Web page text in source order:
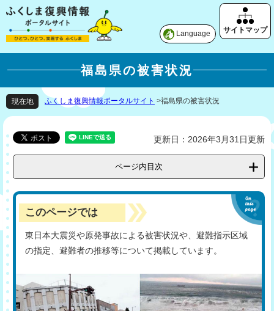
Language
福島県の被害状況
現在地 ふくしま復興情報ポータルサイト >福島県の被害状況
更新日：2026年3月31日更新
ページ内目次
このページでは
東日本大震災や原発事故による被害状況や、避難指示区域
の指定、避難者の推移等について掲載しています。